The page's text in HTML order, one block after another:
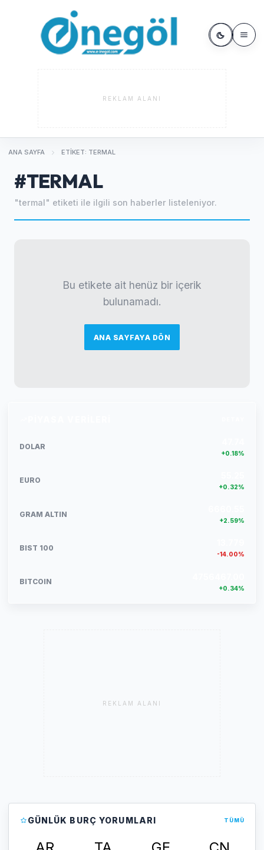
REKLAM ALANI
ANA SAYFA ETIKET: TERMAL
#TERMAL
"termal" etiketi ile ilgili son haberler listeleniyor.
Bu etikete ait henüz bir içerik
bulunamadı.
ANA SAYFAYA DÖN
DOLAR
+0.18%
EURO
+0.32%
GRAM ALTIN
+2.59%
BIST 100
-14.00%
BITCOIN
+0.34%
REKLAM ALANI
GÜNLÜK BURÇ YORUMLARI TÜMÜ